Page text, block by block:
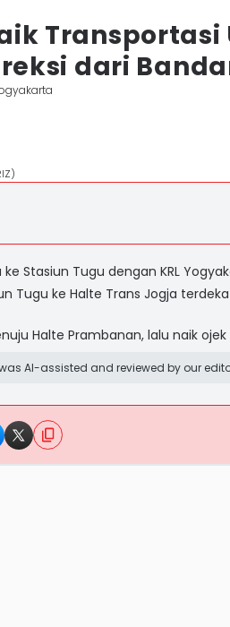
Transportasi
dari
Stasiun Tugu dengan KRL
Tugu ke Halte Trans Jogja
Halte Prambanan, lalu naik ojek
AI-assisted and reviewed by our